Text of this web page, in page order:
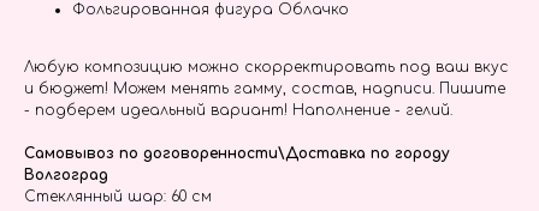
Фольгированная фигура Облачко
Любую композицию можно скорректировать под ваш вкус
и бюджет! Можем менять гамму, состав, надписи. Пишите
- подберем идеальный вариант! Наполнение - гелий.
Самовывоз по договоренности\Доставка по городу
Волгоград
Стеклянный шар: 60 см